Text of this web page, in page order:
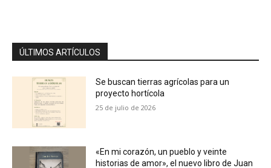
ÚLTIMOS ARTÍCULOS
Se buscan tierras agrícolas para un
proyecto hortícola
25 de julio de 2026
«En mi corazón, un pueblo y veinte
historias de amor», el nuevo libro de Juan